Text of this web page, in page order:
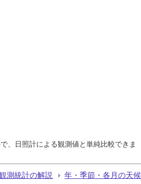
、日照計による観測値と単純比較できま
測統計の解説 年・季節・各月の天候